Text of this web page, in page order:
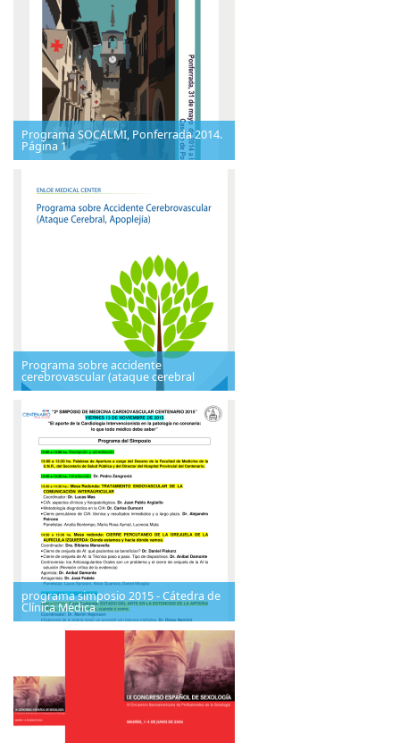
Programa SOCALMI, Ponferrada 2014.
Página 1
Programa sobre accidente
cerebrovascular (ataque cerebral
programa simposio 2015 - Cátedra de
Clínica Médica